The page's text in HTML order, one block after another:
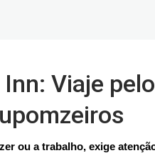
Viaje
ou a trabalho, exige